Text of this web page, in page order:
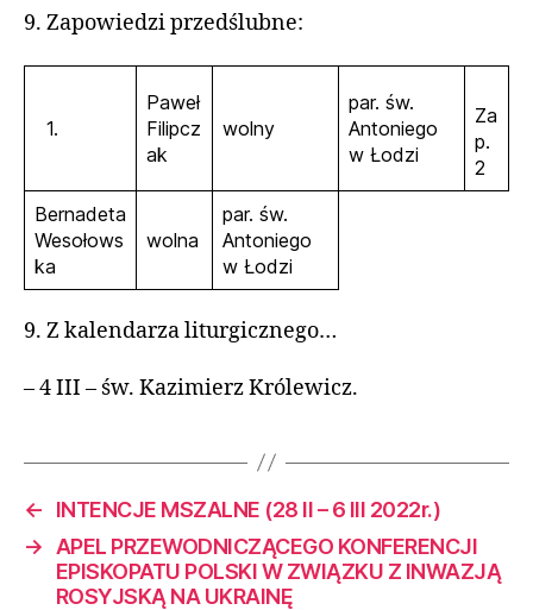
9. Zapowiedzi przedślubne:
1.
Paweł
Filipcz
ak
wolny
par. św.
Antoniego
w Łodzi
Za
p.
2
Bernadeta
Wesołows
ka
wolna
par. św.
Antoniego
w Łodzi
9. Z kalendarza liturgicznego…
– 4 III – św. Kazimierz Królewicz.
←
INTENCJE MSZALNE (28 II – 6 III 2022r.)
→
APEL PRZEWODNICZĄCEGO KONFERENCJI
EPISKOPATU POLSKI W ZWIĄZKU Z INWAZJĄ
ROSYJSKĄ NA UKRAINĘ